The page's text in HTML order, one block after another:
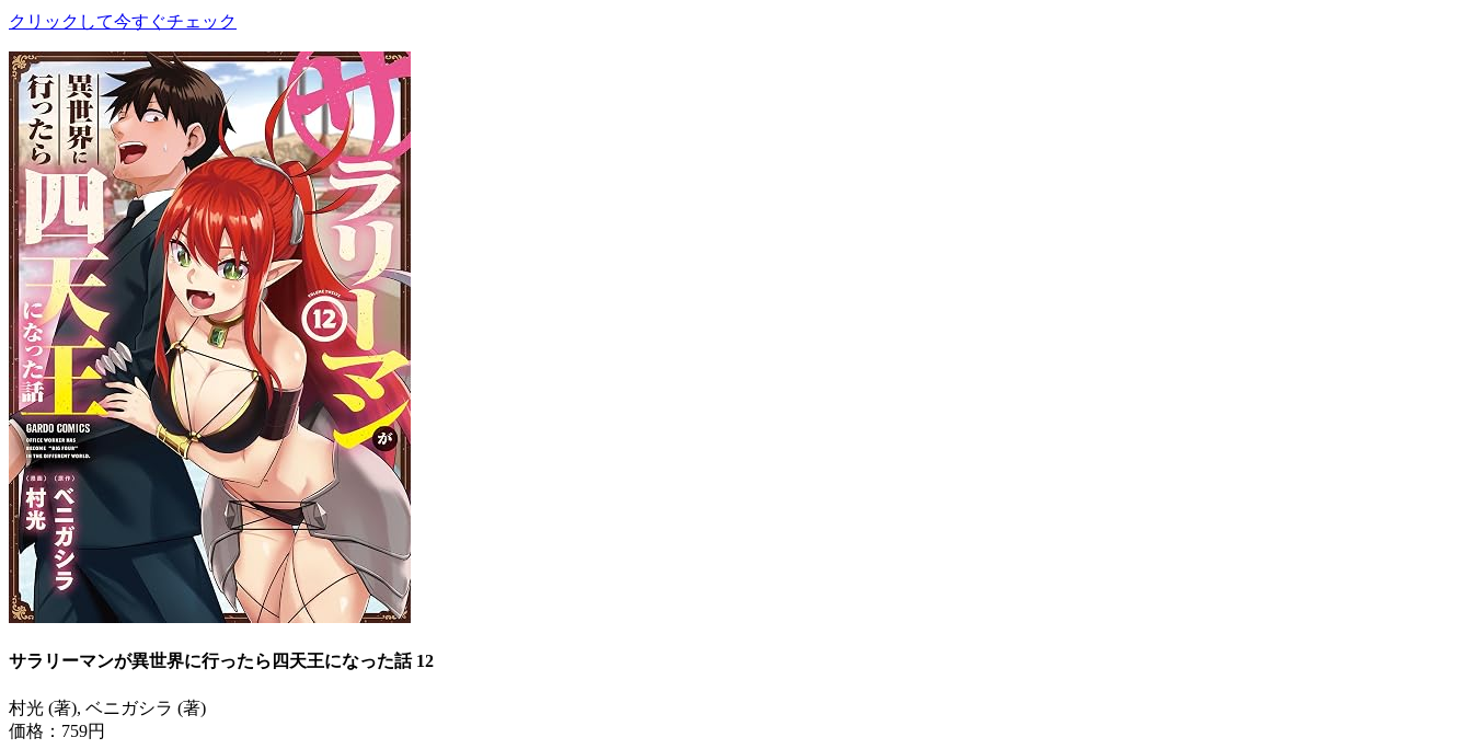
クリックして今すぐチェック
サラリーマンが異世界に行ったら四天王になった話 12
村光 (著), ベニガシラ (著)
価格：759円